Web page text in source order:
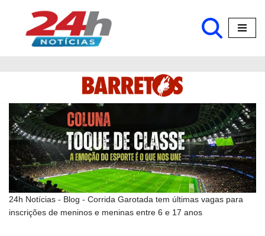
Pular
24h Notícias - Blog - Corrida Garotada tem últimas vagas para
inscrições de meninos e meninas entre 6 e 17 anos